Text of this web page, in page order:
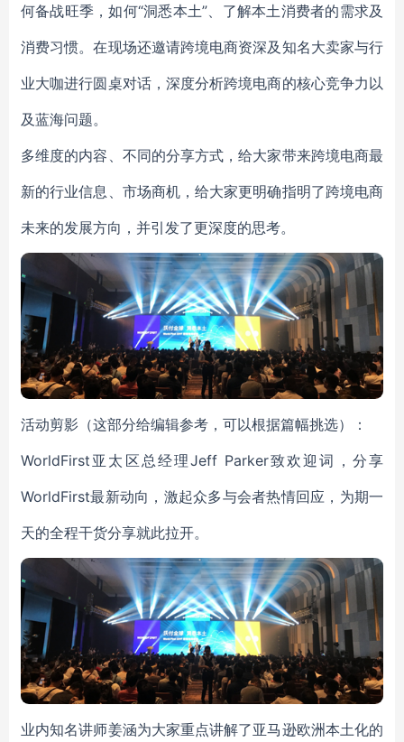
何备战旺季，如何“洞悉本土”、了解本土消费者的需求及
消费习惯。在现场还邀请跨境电商资深及知名大卖家与行
业大咖进行圆桌对话，深度分析跨境电商的核心竞争力以
及蓝海问题。
多维度的内容、不同的分享方式，给大家带来跨境电商最
新的行业信息、市场商机，给大家更明确指明了跨境电商
未来的发展方向，并引发了更深度的思考。
活动剪影（这部分给编辑参考，可以根据篇幅挑选）：
WorldFirst亚太区总经理Jeff Parker致欢迎词，分享
WorldFirst最新动向，激起众多与会者热情回应，为期一
天的全程干货分享就此拉开。
业内知名讲师姜涵为大家重点讲解了亚马逊欧洲本土化的